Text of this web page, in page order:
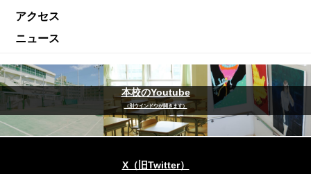
アクセス
ニュース
本校のYoutube
（別ウインドウが開きます）
X（旧Twitter）